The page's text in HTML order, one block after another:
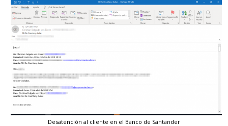
Desatención al cliente en el Banco de Santander